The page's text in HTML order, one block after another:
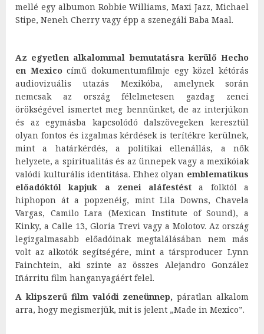
mellé egy albumon Robbie Williams, Maxi Jazz, Michael
Stipe, Neneh Cherry vagy épp a szenegáli Baba Maal.
Az egyetlen alkalommal bemutatásra kerülő Hecho
en Mexicocímű dokumentumfilmje egy közel kétórás
audiovizuális utazás Mexikóba, amelynek során
nemcsak az ország félelmetesen gazdag zenei
örökségével ismertet meg bennünket, de az interjúkon
és az egymásba kapcsolódó dalszövegeken keresztül
olyan fontos és izgalmas kérdések is terítékre kerülnek,
mint a határkérdés, a politikai ellenállás, a nők
helyzete, a spiritualitás és az ünnepek vagy a mexikóiak
valódi kulturális identitása. Ehhez olyan emblematikus
előadóktól kapjuk a zenei aláfestést a folktól a
hiphopon át a popzenéig, mint Lila Downs, Chavela
Vargas, Camilo Lara (Mexican Institute of Sound), a
Kinky, a Calle 13, Gloria Trevi vagy a Molotov. Az ország
legizgalmasabb előadóinak megtalálásában nem más
volt az alkotók segítségére, mint a társproducer Lynn
Fainchtein, aki szinte az összes Alejandro González
Iñárritu film hanganyagáért felel.
A klipszerű film valódi zeneünnep, páratlan alkalom
arra, hogy megismerjük, mit is jelent „Made in Mexico”.